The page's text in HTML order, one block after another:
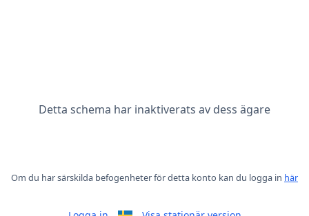
Detta schema har inaktiverats av dess ägare
Om du har särskilda befogenheter för detta konto kan du logga in här